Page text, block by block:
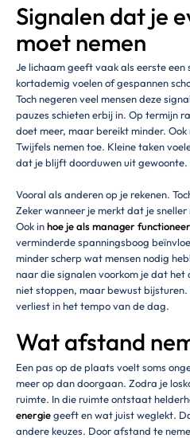
Signalen dat je
moet nemen
Je lichaam geeft vaak als eerste een
kortademig voelen of gespannen
Toch negeren veel mensen deze
pauzes schieten erbij in. Op termijn
doet meer, maar bereikt minder.
Twijfels nemen toe. Kleine taken
dat je blijft doorduwen uit gewoonte.
Vooral als anderen op je rekenen.
Zeker wanneer je merkt dat je
Ook inhoe je als manager
verminderde spanningsboog
minder scherp wat mensen nodig
naar die signalen voorkom je dat
niet stoppen, maar bewust bijsturen.
verliest in het tempo van de dag.
Wat afstand
Een pas op de plaats voelt soms
meer op dan doorgaan. Zodra je
ruimte. In die ruimte ontstaat
energiegeeft en wat juist weglekt.
andere keuzes. Door afstand te